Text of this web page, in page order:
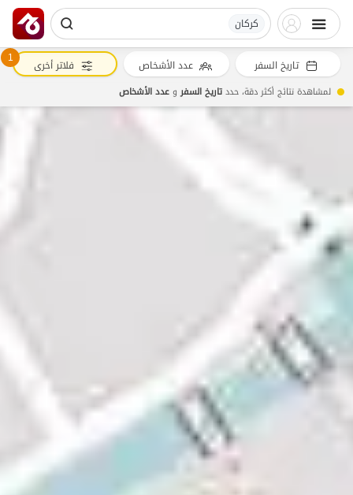
کرکان
تاريخ السفر عدد الأشخاص 1 فلاتر أخرى
لمشاهدة نتائج أكثر دقة، حددتاريخ السفروعدد الأشخاص